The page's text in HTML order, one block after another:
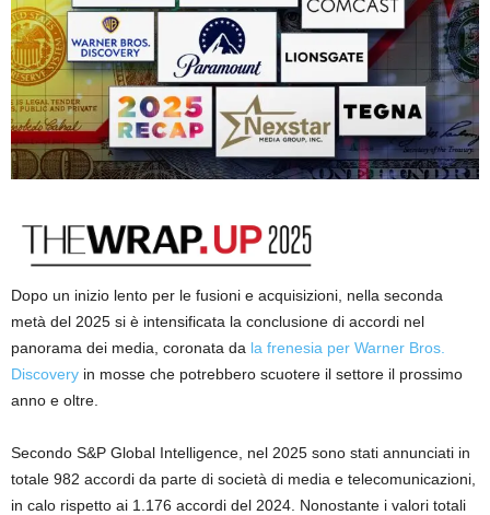
Dopo un inizio lento per le fusioni e acquisizioni, nella seconda
metà del 2025 si è intensificata la conclusione di accordi nel
panorama dei media, coronata da la frenesia per Warner Bros.
Discovery in mosse che potrebbero scuotere il settore il prossimo
anno e oltre.
Secondo S&P Global Intelligence, nel 2025 sono stati annunciati in
totale 982 accordi da parte di società di media e telecomunicazioni,
in calo rispetto ai 1.176 accordi del 2024. Nonostante i valori totali